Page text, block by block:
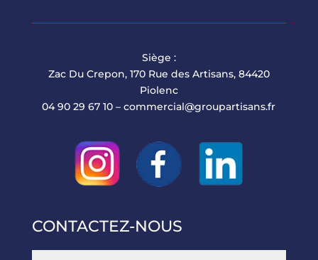
Siège :
Zac Du Crepon, 170 Rue des Artisans, 84420
Piolenc
04 90 29 67 10 –commercial@groupartisans.fr
CONTACTEZ-NOUS